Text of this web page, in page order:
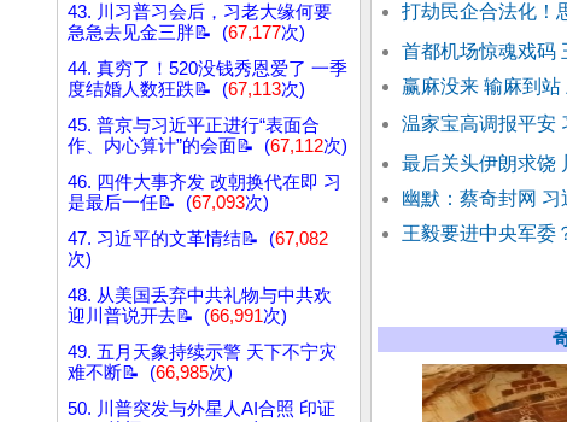
43. 川习普习会后，习老大缘何要
急急去见金三胖📝 (67,177次)
44. 真穷了！520没钱秀恩爱了 一季
度结婚人数狂跌📝 (67,113次)
45. 普京与习近平正进行“表面合
作、内心算计”的会面📝 (67,112次)
46. 四件大事齐发 改朝换代在即 习
是最后一任📝 (67,093次)
47. 习近平的文革情结📝 (67,082
次)
48. 从美国丢弃中共礼物与中共欢
迎川普说开去📝 (66,991次)
49. 五月天象持续示警 天下不宁灾
难不断📝 (66,985次)
50. 川普突发与外星人AI合照 印证
打劫民企合法化！
首都机场惊魂戏码
赢麻没来 输麻到
温家宝高调报平安
最后关头伊朗求饶
幽默：蔡奇封网 习
王毅要进中央军委